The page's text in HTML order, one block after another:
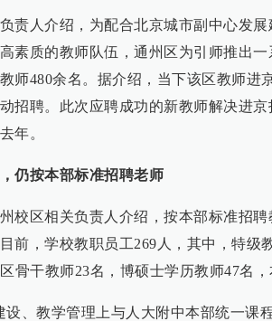
责人介绍，为配合北京城市副中心发展
素质的教师队伍，通州区为引师推出一
师480余名。据介绍，当下该区教师进
招聘。此次应聘成功的新教师解决进
年。
仍按本部标准招聘老师
校区相关负责人介绍，按本部标准招
前，学校教职员工269人，其中，特级
骨干教师23名，博硕士学历教师47名，
设、教学管理上与人大附中本部统一课